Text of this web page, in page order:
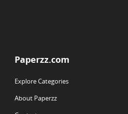
Paperzz.com
Explore Categories
About Paperzz